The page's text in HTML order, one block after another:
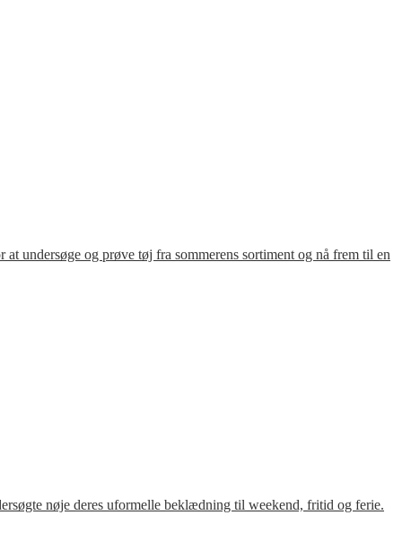
undersøge og prøve tøj fra sommerens sortiment og nå frem til en
nøje deres uformelle beklædning til weekend, fritid og ferie.